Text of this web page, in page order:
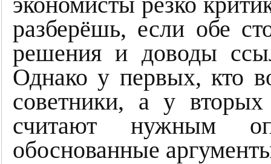
разберёшь, если обе
решения и доводы
Однако у первых, кто
советники, а у
считают нужным
обоснованные